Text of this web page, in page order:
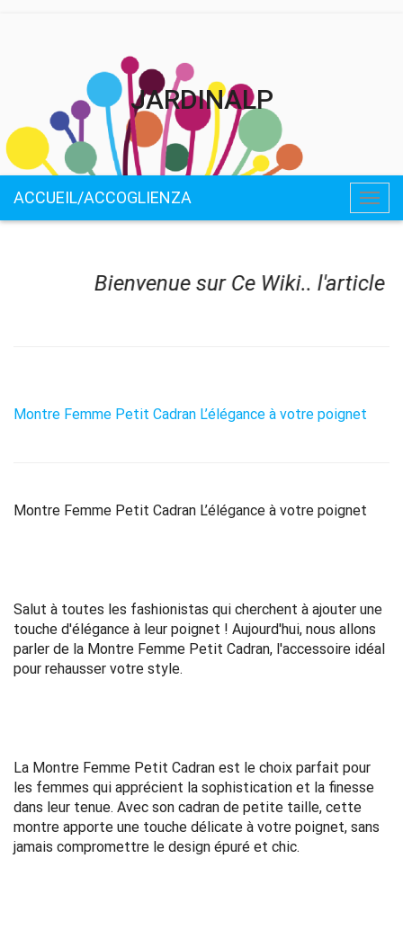
JARDINALP
ACCUEIL/ACCOGLIENZA
Bienvenue sur Ce Wiki.. l'article
Montre Femme Petit Cadran L’élégance à votre poignet
Montre Femme Petit Cadran L’élégance à votre poignet
Salut à toutes les fashionistas qui cherchent à ajouter une
touche d'élégance à leur poignet ! Aujourd'hui, nous allons
parler de la Montre Femme Petit Cadran, l'accessoire idéal
pour rehausser votre style.
La Montre Femme Petit Cadran est le choix parfait pour
les femmes qui apprécient la sophistication et la finesse
dans leur tenue. Avec son cadran de petite taille, cette
montre apporte une touche délicate à votre poignet, sans
jamais compromettre le design épuré et chic.